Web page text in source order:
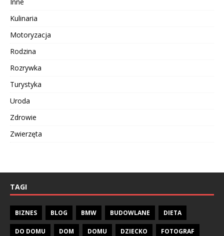
Kulinaria
Motoryzacja
Rodzina
Rozrywka
Turystyka
Uroda
Zdrowie
Zwierzęta
TAGI
BIZNES BLOG BMW BUDOWLANE DIETA
DO DOMU DOM DOMU DZIECKO FOTOGRAF